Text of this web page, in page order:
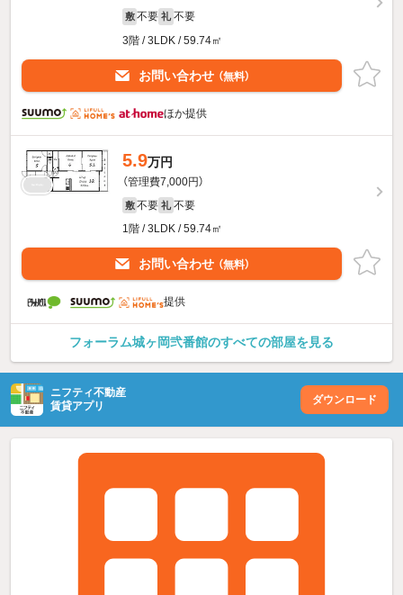
敷 不要 礼 不要
3階 / 3LDK / 59.74㎡
お問い合わせ （無料）
ほか提供
5.9万円
（管理費7,000円）
敷 不要 礼 不要
1階 / 3LDK / 59.74㎡
お問い合わせ （無料）
提供
フォーラム城ヶ岡弐番館のすべての部屋を見る
ニフティ不動産
賃貸アプリ
ダウンロード